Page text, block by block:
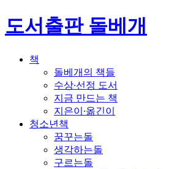
도서출판 돌베개
책
돌베개의 책들
수상∙선정 도서
지금 만드는 책
지은이∙옮긴이
청소년책
꿈꾸는돌
생각하는돌
구르는돌